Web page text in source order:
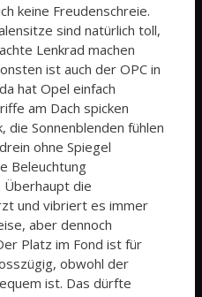
keine Freudenschreie.
sind natürlich toll,
Lenkrad machen
ist auch der OPC in
hat Opel einfach
am Dach spicken
Sonnenblenden fühlen
ohne Spiegel
Beleuchtung
die
und vibriert es immer
aber dennoch
Platz im Fond ist für
obwohl der
ist. Das dürfte